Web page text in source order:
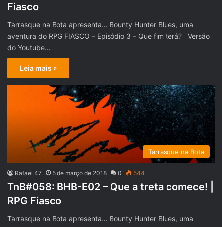
Fiasco
Tarrasque na Bota apresenta… Bounty Hunter Blues, uma
aventura do RPG FIASCO – Episódio 3 – Que fim terá? Versão
do Youtube…
Leia mais »
Tarrasque na Bota
Rafael 47 5 de março de 2018 0 544
TnB#058: BHB-E02 – Que a treta comece! |
RPG Fiasco
Tarrasque na Bota apresenta… Bounty Hunter Blues, uma